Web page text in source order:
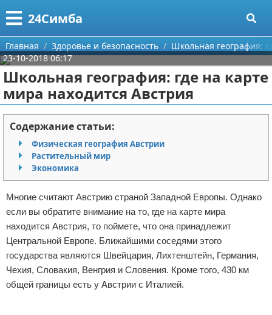
24Симба
Меню
Главная
Категории
Государство и право
Причинение вреда
Иммиграция
Здоровье и безопасность
Авторские права
Поиск
О проекте
Контакты
Сотрудничество
Размещение рекламы
Для правообладателей
Условия предоставления информации
Отказ от ответственности
Главная Здоровье и безопасность
Школьная география:
23-10-2018 06:17
Школьная география: где на карте
мира находится Австрия
Содержание статьи:
Физическая география Австрии
Растительный мир
Экономика
Многие считают Австрию страной Западной Европы. Однако
если вы обратите внимание на то, где на карте мира
находится Австрия, то поймете, что она принадлежит
Центральной Европе. Ближайшими соседями этого
государства являются Швейцария, Лихтенштейн, Германия,
Чехия, Словакия, Венгрия и Словения. Кроме того, 430 км
общей границы есть у Австрии с Италией.